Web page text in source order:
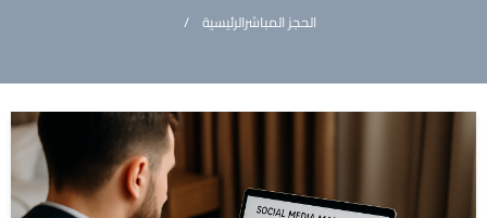
الرئيسيةالحجز المباشر